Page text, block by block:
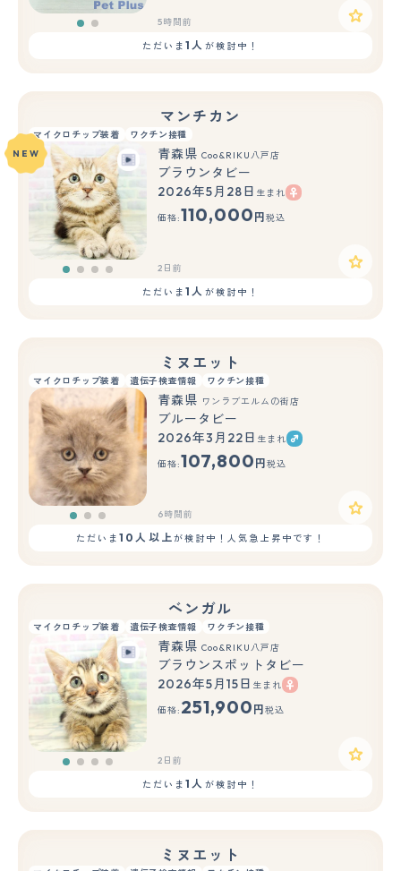
5時間前
ただいま1人 が検討中！
マンチカン
マイクロチップ装着
ワクチン接種
NEW
青森県 Coo&RIKU八戸店
ブラウンタビー
2026年5月28日 生まれ
価格:110,000 円 税込
2日前
ただいま1人 が検討中！
ミヌエット
マイクロチップ装着 遺伝子検査情報 ワクチン接種
もっと見る
青森県 ワンラブエルムの街店
ブルータビー
2026年3月22日 生まれ
価格:107,800 円 税込
6時間前
ただいま10人以上が検討中！人気急上昇中です！
ベンガル
マイクロチップ装着 遺伝子検査情報 ワクチン接種
青森県 Coo&RIKU八戸店
ブラウンスポットタビー
2026年5月15日 生まれ
価格: 251,900 円 税込
2日前
ただいま1人 が検討中！
ミヌエット